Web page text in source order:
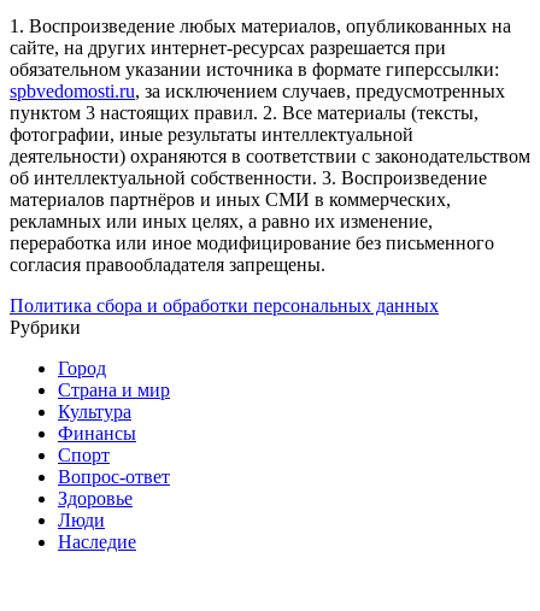
1. Воспроизведение любых материалов, опубликованных на
сайте, на других интернет-ресурсах разрешается при
обязательном указании источника в формате гиперссылки:
spbvedomosti.ru, за исключением случаев, предусмотренных
пунктом 3 настоящих правил. 2. Все материалы (тексты,
фотографии, иные результаты интеллектуальной
деятельности) охраняются в соответствии с законодательством
об интеллектуальной собственности. 3. Воспроизведение
материалов партнёров и иных СМИ в коммерческих,
рекламных или иных целях, а равно их изменение,
переработка или иное модифицирование без письменного
согласия правообладателя запрещены.
Политика сбора и обработки персональных данных
Рубрики
Город
Страна и мир
Культура
Финансы
Спорт
Вопрос-ответ
Здоровье
Люди
Наследие